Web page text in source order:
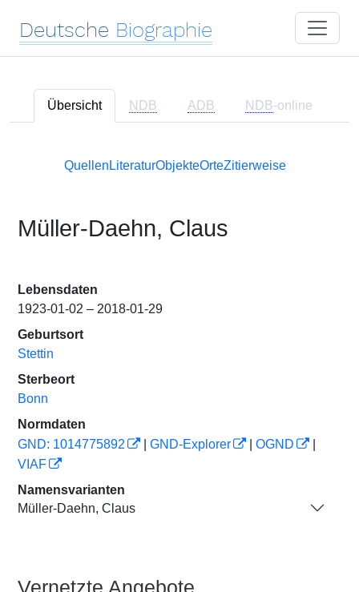
Deutsche Biographie
Übersicht NDB ADB NDB-online
Quellen LiteraturObjekteOrteZitierweise
Müller-Daehn, Claus
Lebensdaten
1923-01-02 – 2018-01-29
Geburtsort
Stettin
Sterbeort
Bonn
Normdaten
GND: 1014775892
GND-Explorer OGND
VIAF
Namensvarianten
Müller-Daehn, Claus
Vernetzte Angebote